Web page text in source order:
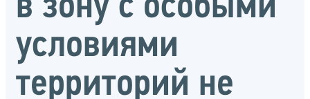
условиями
территорий не